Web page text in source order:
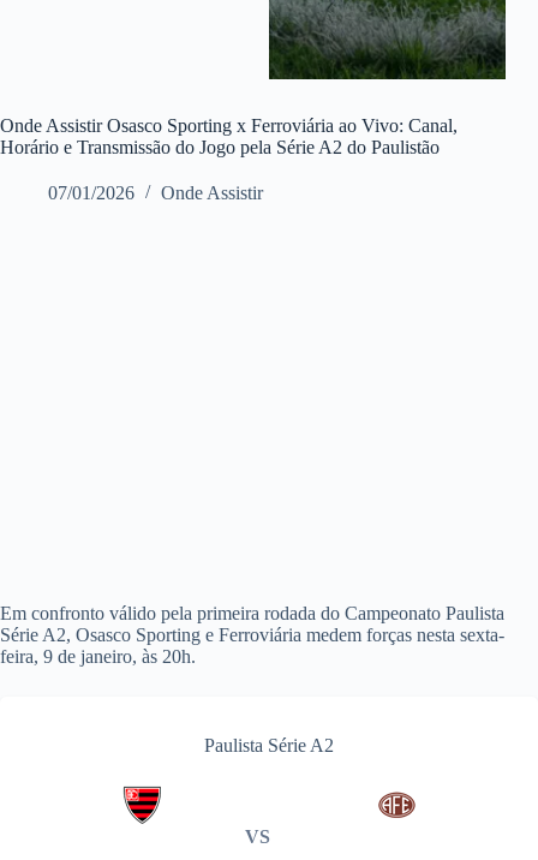
Onde Assistir Osasco Sporting x Ferroviária ao Vivo: Canal,
Horário e Transmissão do Jogo pela Série A2 do Paulistão
07/01/2026 Onde Assistir
Em confronto válido pela primeira rodada do Campeonato Paulista
Série A2, Osasco Sporting e Ferroviária medem forças nesta sexta-
feira, 9 de janeiro, às 20h.
Paulista Série A2
VS